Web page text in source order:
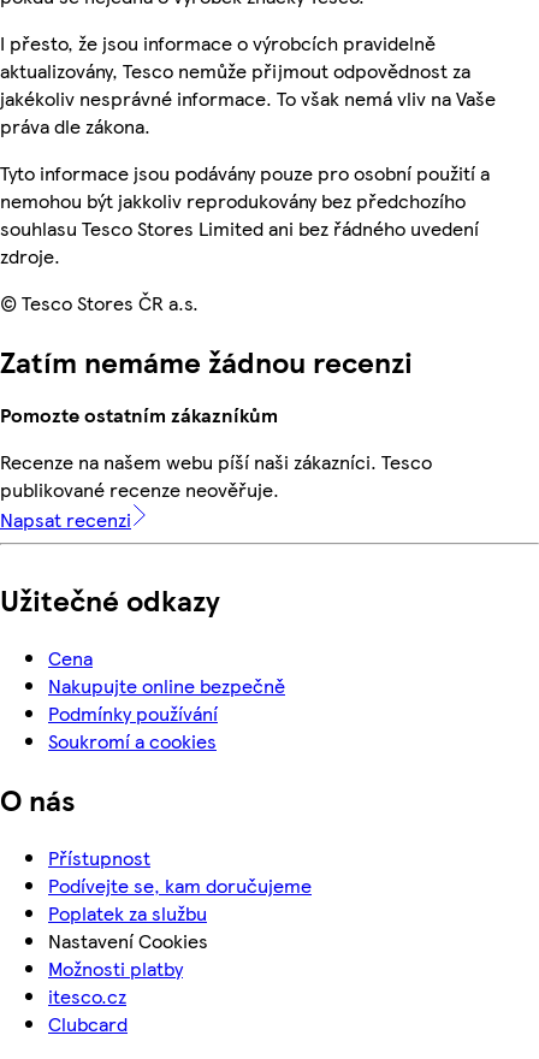
I přesto, že jsou informace o výrobcích pravidelně
aktualizovány, Tesco nemůže přijmout odpovědnost za
jakékoliv nesprávné informace. To však nemá vliv na Vaše
práva dle zákona.
Tyto informace jsou podávány pouze pro osobní použití a
nemohou být jakkoliv reprodukovány bez předchozího
souhlasu Tesco Stores Limited ani bez řádného uvedení
zdroje.
© Tesco Stores ČR a.s.
Zatím nemáme žádnou recenzi
Pomozte ostatním zákazníkům
Recenze na našem webu píší naši zákazníci. Tesco
publikované recenze neověřuje.
Napsat recenzi
Užitečné odkazy
Cena
Nakupujte online bezpečně
Podmínky používání
Soukromí a cookies
O nás
Přístupnost
Podívejte se, kam doručujeme
Poplatek za službu
Nastavení Cookies
Možnosti platby
itesco.cz
Clubcard